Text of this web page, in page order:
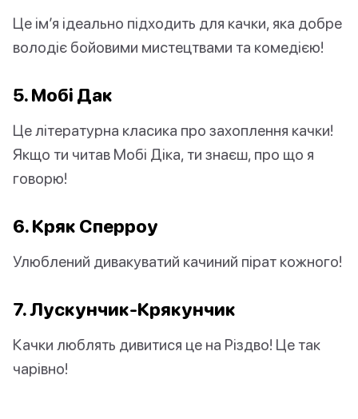
Це ім’я ідеально підходить для качки, яка добре
володіє бойовими мистецтвами та комедією!
5. Мобі Дак
Це літературна класика про захоплення качки!
Якщо ти читав Мобі Діка, ти знаєш, про що я
говорю!
6. Кряк Сперроу
Улюблений дивакуватий качиний пірат кожного!
7. Лускунчик-Крякунчик
Качки люблять дивитися це на Різдво! Це так
чарівно!